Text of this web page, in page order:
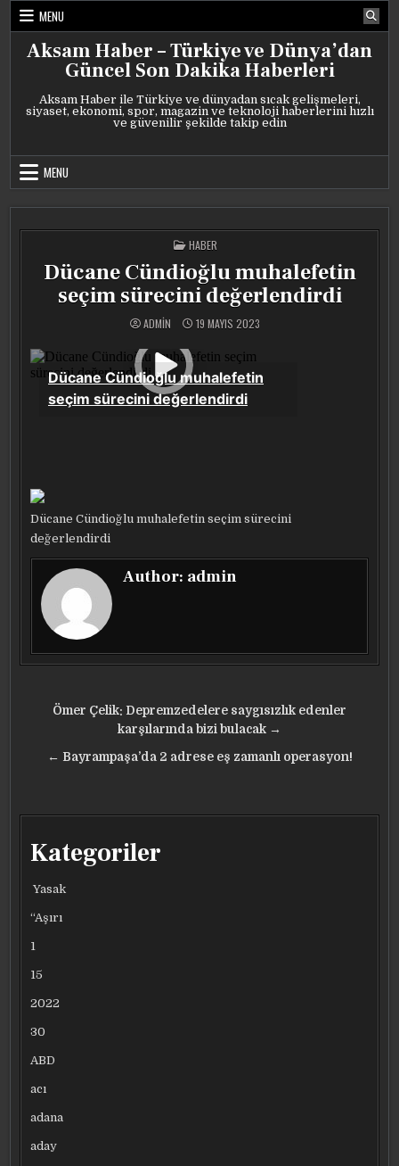
Skip
content
MENU
Aksam Haber – Türkiye ve Dünya’dan
Güncel Son Dakika Haberleri
Aksam Haber ile Türkiye ve dünyadan sıcak gelişmeleri,
siyaset, ekonomi, spor, magazin ve teknoloji haberlerini hızlı
ve güvenilir şekilde takip edin
MENU
POSTED
IN
HABER
Dücane Cündioğlu muhalefetin
seçim sürecini değerlendirdi
ADMIN 19 MAYIS 2023
Dücane Cündioğlu muhalefetin seçim sürecini
değerlendirdi
Author: admin
Yazı
gezinmesi
Ömer Çelik: Depremzedelere saygısızlık edenler
karşılarında bizi bulacak →
← Bayrampaşa’da 2 adrese eş zamanlı operasyon!
Kategoriler
Yasak
“Aşırı
1
15
2022
30
ABD
acı
adana
aday